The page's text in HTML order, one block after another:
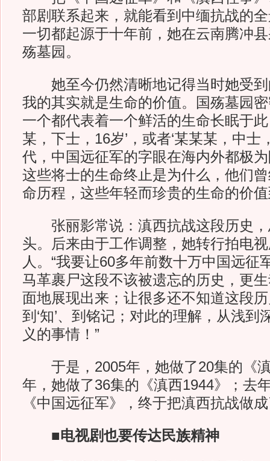
部剧联系起来，就能看到中缅抗战的
一切都起源于十年前，她在云南腾冲
殇墓园。
她至今仍然清晰地记得当时她受到
我的其实就是生命的价值。国殇墓园
一个都代表着一个鲜活的生命长眠于
某，下士，16岁’，或者‘某某某，中士
代，中国远征军的字眼在海内外都极
这些将士的生命终止是为什么，他们
命历程，这些年轻而珍贵的生命的价
张丽影常说：滇西抗战这段历史，
头。后来由于工作调整，她转行拍电
人。“我要让60多年前数十万中国远征
马革裹尸这段不该被遗忘的历史，更
面地展现出来；让很多还不知道这段
到‘知’、到铭记；对此的理解，从浅到
义的事情！”
于是，2005年，她做了20集的《滇
年，她做了36集的《滇西1944》；去
《中国远征军》，终于把滇西抗战做
■电视剧也要传达民族精神